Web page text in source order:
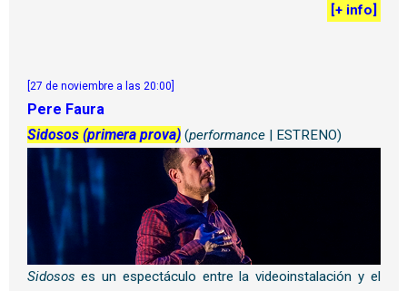
+ info
[27 de noviembre a las 20:00]
Pere Faura
Sidosos (primera prova)(performance | ESTRENO)
Sidosos es un espectáculo entre la videoinstalación y el